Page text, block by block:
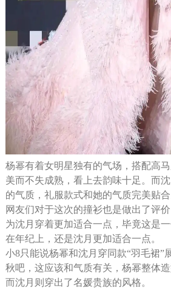
杨幂有着女明星独有的气场，搭配高
美而不失成熟，看上去韵味十足。而
的气质，礼服款式和她的气质完美贴合
网友们对于这次的撞衫也是做出了评
为沈月穿着更加适合一点，毕竟这是
在年纪上，还是沈月更加适合一点。
小8只能说杨幂和沈月穿同款“羽毛裙”
秋吧，这应该和气质有关，杨幂整体
而沈月则穿出了名媛贵族的风格。